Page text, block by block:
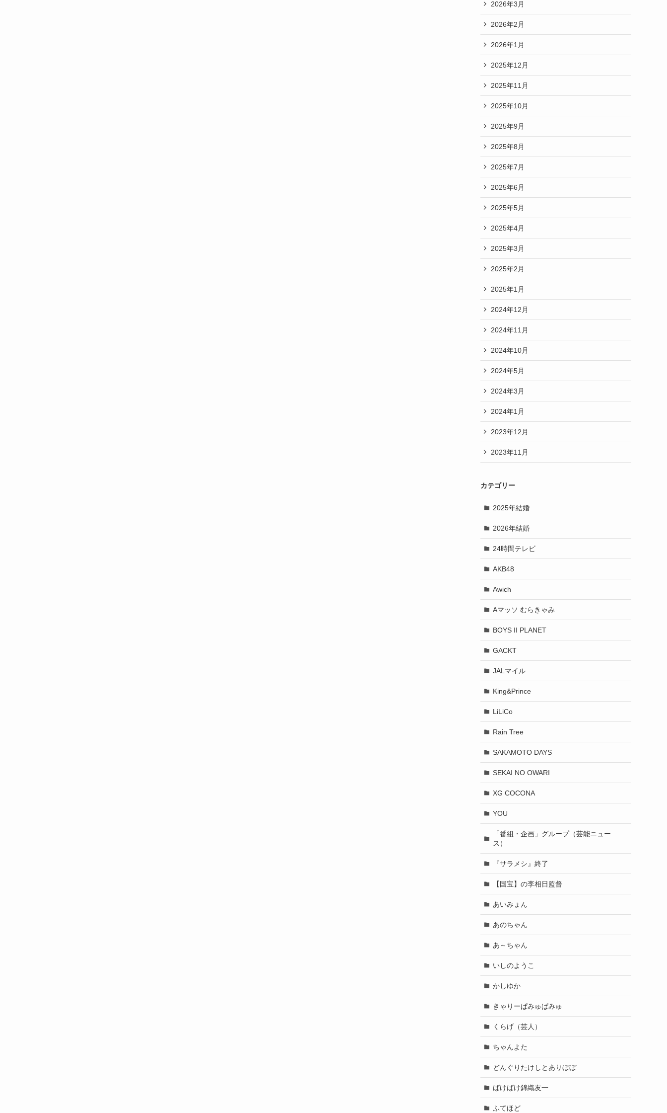
2026年3月
2026年2月
2026年1月
2025年12月
2025年11月
2025年10月
2025年9月
2025年8月
2025年7月
2025年6月
2025年5月
2025年4月
2025年3月
2025年2月
2025年1月
2024年12月
2024年11月
2024年10月
2024年5月
2024年3月
2024年1月
2023年12月
2023年11月
カテゴリー
2025年結婚
2026年結婚
24時間テレビ
AKB48
Awich
Aマッソ むらきゃみ
BOYS II PLANET
GACKT
JALマイル
King&Prince
LiLiCo
Rain Tree
SAKAMOTO DAYS
SEKAI NO OWARI
XG COCONA
YOU
「番組・企画」グループ（芸能ニュー
ス）
『サラメシ』終了
【国宝】の李相日監督
あいみょん
あのちゃん
あ～ちゃん
いしのようこ
かしゆか
きゃりーぱみゅぱみゅ
くらげ（芸人）
ちゃんよた
どんぐりたけしとありぼぼ
ばけばけ錦織友一
ふてほど